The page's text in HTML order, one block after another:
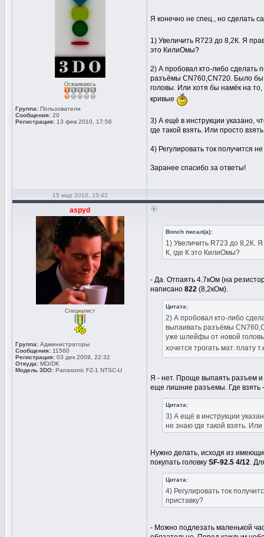
Осваиваюсь
Группа: Пользователи
Сообщения: 20
Регистрация: 13 фев 2010, 17:56
Я конечно не спец., но сделать
1) Увеличить R723 до 8,2К. Я
это КилиОмы?
2) А пробовал кто-либо сделать
разъёмы CN760,CN720. Было бы
головы. Или хотя бы намёк на то,
кривые
3) А ещё в инструкции указано,
где такой взять. Или просто
4) Регулировать ток получится
Заранее спасибо за ответы!
15 мар 2010, 15:42
aspyd
Специалист
Группа: Администраторы
Сообщения: 11560
Регистрация: 03 дек 2009, 22:32
Откуда: MO/DK
Модель 3DO: Panasonic FZ-1 NTSC-U
Bonch писал(а):
1) Увеличить R723 до 8,2К.
К, где К это КилиОмы?
- Да. Отпаять 4.7кОм (на
написано 822 (8,2кОм).
Цитата:
2) А пробовал кто-либо
выпаивать разъёмы
уже шлейфы от новой
хочется трогать мат. плату
Я - нет. Проще выпаять разъем и
еще лишние разъемы. Где взять
Цитата:
3) А ещё в инструкции
не знаю где такой взять.
Нужно делать, исходя из
покупать головку SF-92.5 4/12.
Цитата:
4) Регулировать ток
приставку?
- Можно подлезать маленькой